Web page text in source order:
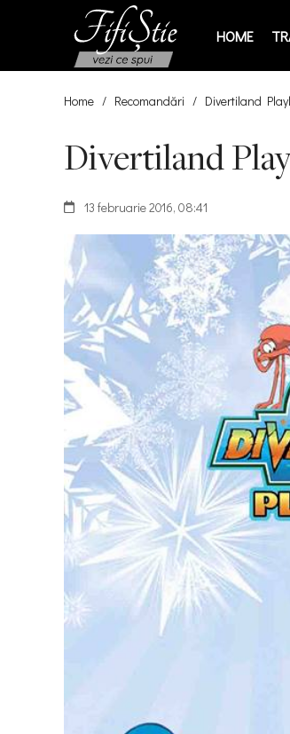
HOME
Home / Recomandări / Divertiland
Divertiland
13 februarie 2016, 08:41